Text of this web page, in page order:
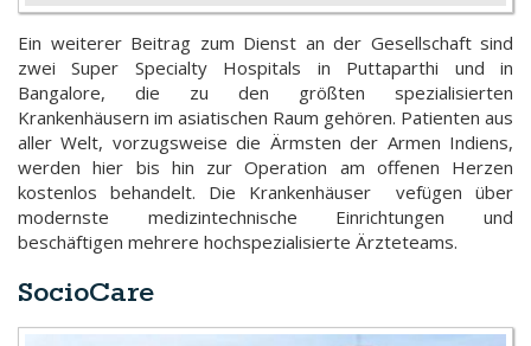
Ein weiterer Beitrag zum Dienst an der Gesellschaft sind
zwei Super Specialty Hospitals in Puttaparthi und in
Bangalore, die zu den größten spezialisierten
Krankenhäusern im asiatischen Raum gehören. Patienten aus
aller Welt, vorzugsweise die Ärmsten der Armen Indiens,
werden hier bis hin zur Operation am offenen Herzen
kostenlos behandelt. Die Krankenhäuser vefügen über
modernste medizintechnische Einrichtungen und
beschäftigen mehrere hochspezialisierte Ärzteteams.
SocioCare